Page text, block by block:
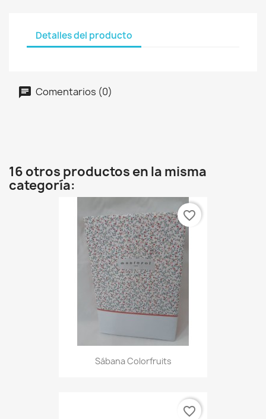
Detalles del producto
Comentarios (0)
16 otros productos en la misma
categoría:
Sábana Colorfruits
favorite_border
favorite_border